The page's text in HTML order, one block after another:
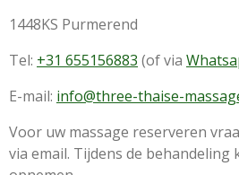
1448KS Purmerend
Tel: +31 655156883 (of via
E-mail: info@three-thaise-
Voor uw massage reserveren
via email. Tijdens de